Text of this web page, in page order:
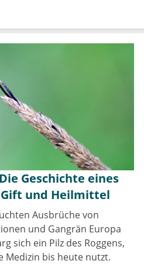
Geschichte eines
Gift und Heilmittel
Ausbrüche von
und Gangrän Europa
sich ein Pilz des Roggens,
Medizin bis heute nutzt.